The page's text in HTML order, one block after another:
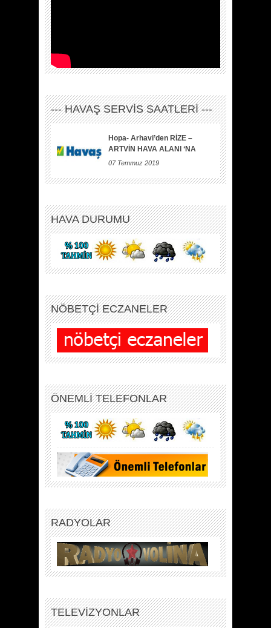
--- HAVAŞ SERVİS SAATLERİ ---
Hopa- Arhavi’den RİZE –
ARTVİN HAVA ALANI ‘NA
07 Temmuz 2019
HAVA DURUMU
NÖBETÇİ ECZANELER
ÖNEMLİ TELEFONLAR
RADYOLAR
TELEVİZYONLAR